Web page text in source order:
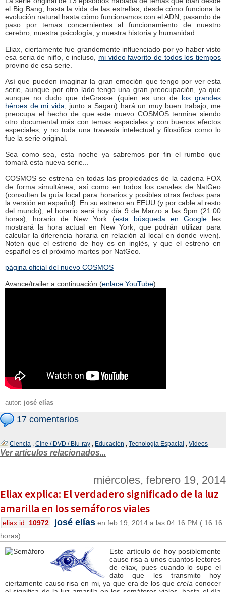
el Big Bang, hasta la vida de las estrellas, desde cómo funciona la
evolución natural hasta cómo funcionamos con el ADN, pasando de
paso por temas concernientes al funcionamiento de nuestro
cerebro, nuestra psicología, y nuestra historia y humanidad.
Eliax, ciertamente fue grandemente influenciado por yo haber visto
esa seria de niño, e incluso, mi video favorito de todos los tiempos
provino de esa serie.
Así que pueden imaginar la gran emoción que tengo por ver esta
serie, aunque por otro lado tengo una gran preocupación, ya que
aunque no dudo que deGrasse (quien es uno de los grandes
héroes de mi vida , junto a Sagan) hará un muy buen trabajo, me
preocupa el hecho de que este nuevo COSMOS termine siendo
otro documental más con temas espaciales y con buenos efectos
especiales, y no toda una travesía intelectual y filosófica como lo
fue la serie original.
Sea como sea, esta noche ya sabremos por fin el rumbo que
tomará esta nueva serie...
COSMOS se estrena en todas las propiedades de la cadena FOX
de forma simultánea, así como en todos los canales de NatGeo
(consulten la guía local para horarios y posibles otras fechas para
la versión en español). En su estreno en EEUU (y por cable al resto
del mundo), el horario será hoy día 9 de Marzo a las 9pm (21:00
horas), horario de New York (esta búsqueda en Googleles
mostrará la hora actual en New York, que podrán utilizar para
calcular la diferencia horaria en relación al local en donde viven).
Noten que el estreno de hoy es en inglés, y que el estreno en
español es el próximo martes por NatGeo.
página oficial del nuevo COSMOS
Avance/trailer a continuación (enlace YouTube)...
autor: josé elías
17 comentarios
Ciencia , Cine / DVD / Blu-ray , Educación , Tecnología Espacial , Videos
Ver artículos relacionados...
miércoles, febrero 19, 2014
Eliax explica: El verdadero significado de la luz
amarilla en los semáforos viales
eliax id: 10972 josé elías en feb 19, 2014 a las 04:16 PM ( 16:16
horas)
Este artículo de hoy posiblemente
cause risa a unos cuantos lectores
de eliax, pues cuando lo supe el
dato que les transmito hoy
ciertamente causo risa en mi, ya que era de los quecreía conocer